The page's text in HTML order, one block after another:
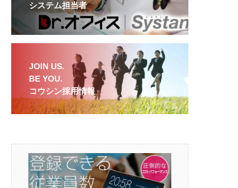
システム担当者
JOIN US.
BE YOU.
コウシン採用情報